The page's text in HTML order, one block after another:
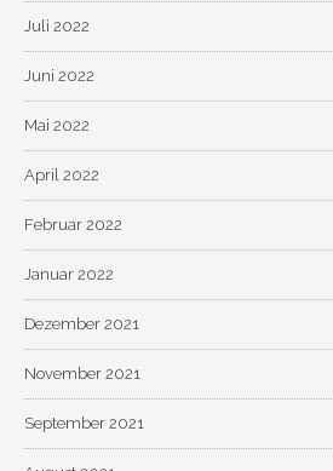
Juli 2022
Juni 2022
Mai 2022
April 2022
Februar 2022
Januar 2022
Dezember 2021
November 2021
September 2021